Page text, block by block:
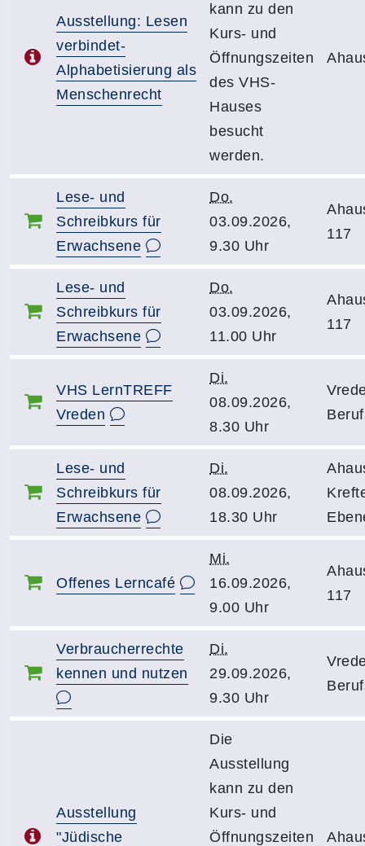
Ausstellung: Lesen
verbindet-
Alphabetisierung als
Menschenrecht
kann zu den
Kurs- und
Öffnungszeiten
des VHS-
Hauses
besucht
werden.
Lese- und
Schreibkurs für
Erwachsene
Do.
03.09.2026,
9.30 Uhr
117
Lese- und
Schreibkurs für
Erwachsene
Do.
03.09.2026,
11.00 Uhr
117
VHS LernTREFF
Vreden
Di.
08.09.2026,
8.30 Uhr
Lese- und
Schreibkurs für
Erwachsene
Di.
08.09.2026,
18.30 Uhr
Offenes Lerncafé
Mi.
16.09.2026,
9.00 Uhr
117
Verbraucherrechte
kennen und nutzen
Di.
29.09.2026,
9.30 Uhr
Ausstellung
"Jüdische
Die
Ausstellung
kann zu den
Kurs- und
Öffnungszeiten